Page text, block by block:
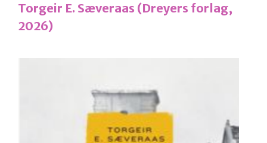
Torgeir E. Sæveraas (Dreyers forlag,
2026)